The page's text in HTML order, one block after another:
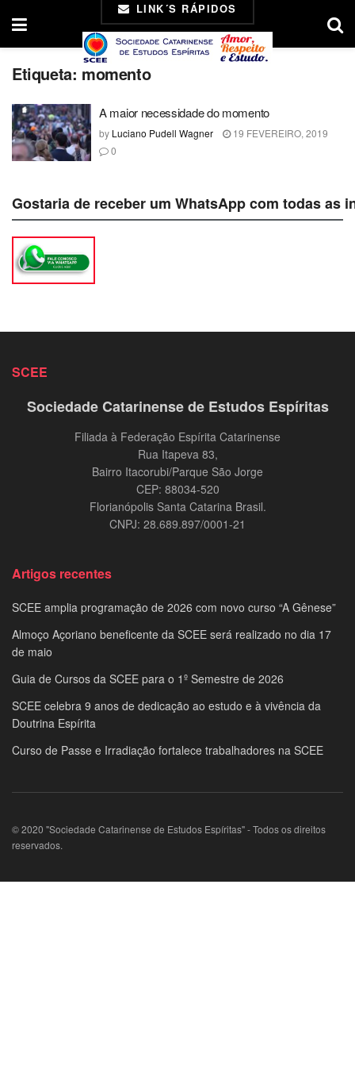
LINK´S RÁPIDOS
Etiqueta: momento
A maior necessidade do momento
by Luciano Pudell Wagner
19 FEVEREIRO, 2019
0
Gostaria de receber um WhatsApp com todas
SCEE
Sociedade Catarinense de Estudos Espíritas
Filiada à Federação Espírita Catarinense
Rua Itapeva 83,
Bairro Itacorubi/Parque São Jorge
CEP: 88034-520
Florianópolis Santa Catarina Brasil.
CNPJ: 28.689.897/0001-21
Artigos recentes
SCEE amplia programação de 2026 com novo curso “A Gênese”
Almoço Açoriano beneficente da SCEE será realizado no dia 17
de maio
Guia de Cursos da SCEE para o 1º Semestre de 2026
SCEE celebra 9 anos de dedicação ao estudo e à vivência da
Doutrina Espírita
Curso de Passe e Irradiação fortalece trabalhadores na SCEE
© 2020 "Sociedade Catarinense de Estudos Espíritas" - Todos os direitos
reservados.